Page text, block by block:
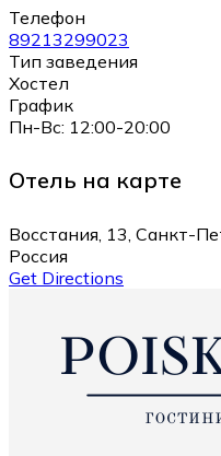
Телефон
89213299023
Тип заведения
Хостел
График
Пн-Вс: 12:00-20:00
Отель на карте
Восстания, 13, Санкт-
Россия
Get Directions